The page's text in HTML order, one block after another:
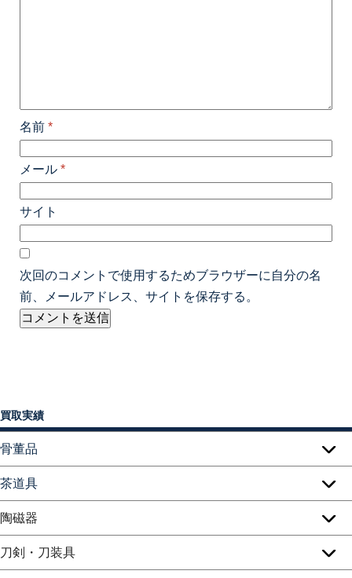
名前 *
メール *
サイト
次回のコメントで使用するためブラウザーに自分の名
前、メールアドレス、サイトを保存する。
買取実績
骨董品
茶道具
陶磁器
刀剣・刀装具